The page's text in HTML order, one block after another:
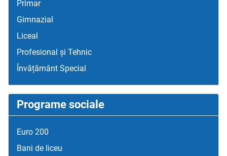
Primar
Gimnazial
Liceal
Profesional și Tehnic
Învățământ Special
Programe sociale
Euro 200
Bani de liceu